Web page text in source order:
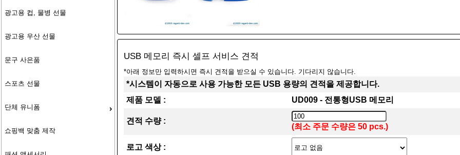
광고용 컵, 물병 선물
광고용 우산 선물
문구 사은품
스포츠 선물
단체 유니폼
쇼핑백 맞춤 제작
USB 메모리 즉시 셀프 서비스 견적
*아래 정보만 입력하시면 즉시 견적을 받으실 수 있습니다. 기다리지 않습니다.
*시스템이 자동으로 사용 가능한 모든 USB 용량의 견적을 제공합니다.
제품 모델 :
UD009 - 전통형USB 메모리
견적 수량 :
(최소 주문 수량은 50 pcs.)
로고 색상 :